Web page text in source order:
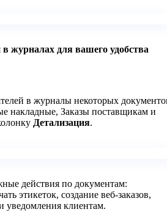
журналах для вашего удобства
в журналы некоторых
накладные, Заказы поставщикам и
Детализация.
действия по документам:
этикеток, создание веб-заказов,
уведомления клиентам.